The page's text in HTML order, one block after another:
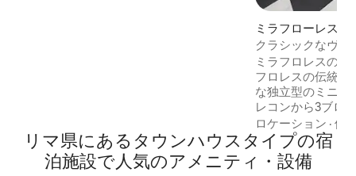
ミラフローレスの
クラシックなヴィ
レスの隠れ家、中
ミラフロレスの
フロレスの伝統的
な独立型のミニデ
レコンから3ブロ
数分の距離にあ
アベル、デジタル
えた、プライベ
あります。各ス
ロケーション ·価
リマ県にあるタウンハウスタイプの宿
泊施設で人気のアメニティ・設備